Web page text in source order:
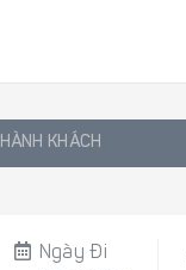
HÀNH KHÁCH
Ngày Đi